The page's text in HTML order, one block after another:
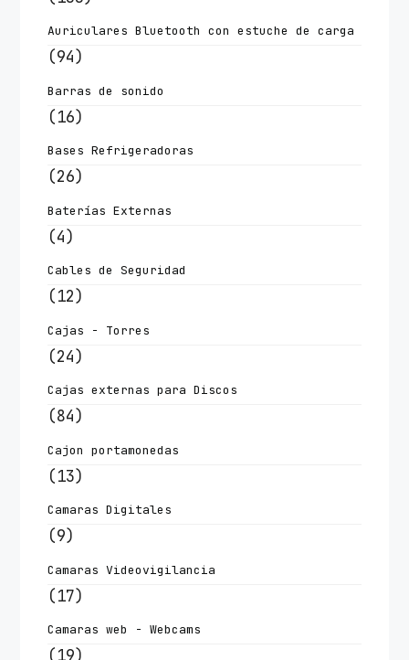
Auriculares Bluetooth con estuche de carga
(94)
Barras de sonido
(16)
Bases Refrigeradoras
(26)
Baterías Externas
(4)
Cables de Seguridad
(12)
Cajas - Torres
(24)
Cajas externas para Discos
(84)
Cajon portamonedas
(13)
Camaras Digitales
(9)
Camaras Videovigilancia
(17)
Camaras web - Webcams
(19)